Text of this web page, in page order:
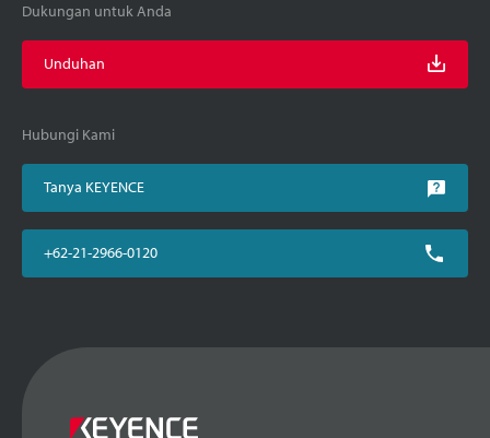
Dukungan untuk Anda
Unduhan
Hubungi Kami
Tanya KEYENCE
+62-21-2966-0120